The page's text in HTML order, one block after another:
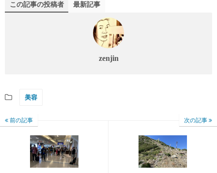
この記事の投稿者 最新記事
zenjin
美容
前の記事 次の記事